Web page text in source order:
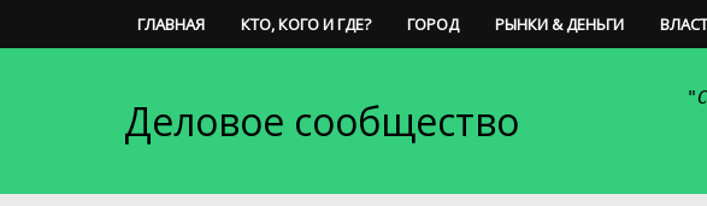
ГЛАВНАЯ КТО, КОГО И ГДЕ? ГОРОД РЫНКИ & ДЕНЬГИ
Деловое сообщество